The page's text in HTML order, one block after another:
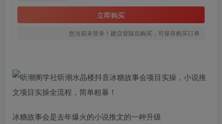
立即购买
您当前未登录！建议登陆后购买，可保存购买订单
冰糖故事会是去年爆火的小说推文的一种升级